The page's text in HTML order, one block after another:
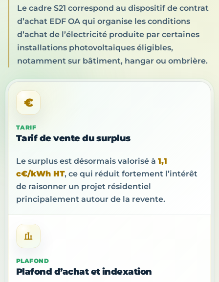
Le cadre S21 correspond au dispositif de contrat
d’achat EDF OA qui organise les conditions
d’achat de l’électricité produite par certaines
installations photovoltaïques éligibles,
notamment sur bâtiment, hangar ou ombrière.
€
TARIF
Tarif de vente du surplus
Le surplus est désormais valorisé à 1,1
c€/kWh HT, ce qui réduit fortement l’intérêt
de raisonner un projet résidentiel
principalement autour de la revente.
PLAFOND
Plafond d’achat et indexation